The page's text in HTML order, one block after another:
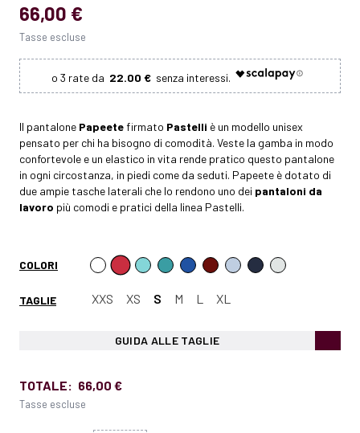
66,00 €
Tasse escluse
22.00 €
Il pantalone Papeetefirmato Pastelli è un modello unisex
pensato per chi ha bisogno di comodità. Veste la gamba in modo
confortevole e un elastico in vita rende pratico questo pantalone
in ogni circostanza, in piedi come da seduti. Papeete è dotato di
due ampie tasche laterali che lo rendono uno dei pantaloni da
lavoro più comodi e pratici della linea Pastelli.
COLORI
TAGLIE XXS XS S M L XL
GUIDA ALLE TAGLIE
TOTALE: 66,00 €
Tasse escluse